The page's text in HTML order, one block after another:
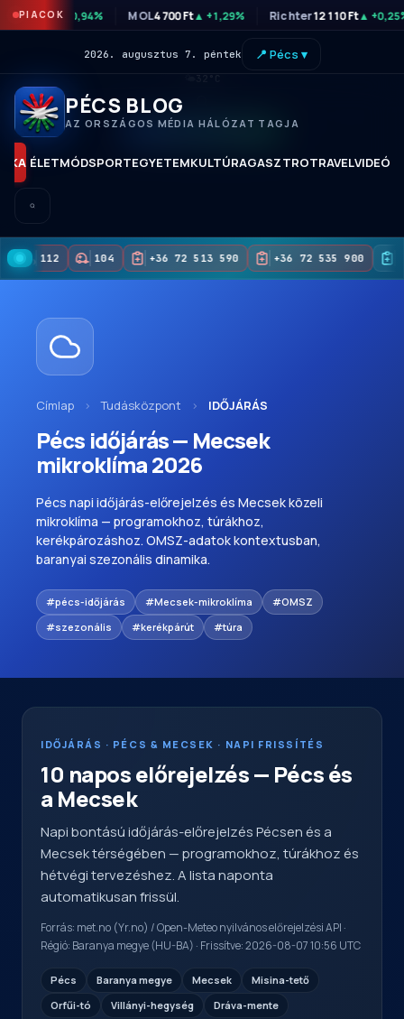
PIACOK
46 330 Ft▲ +0,94% MOL4 700 Ft▲ +1,29% Richter12 110 Ft▲
2026. augusztus 7. péntek 📍 Pécs ▾
KORAI HOZZÁFÉRÉS
PÉCS BLOG
AZ ORSZÁGOS MÉDIA HÁLÓZAT TAGJA
ÉLETMÓDSPORTEGYETEMKULTÚRAGASZTROTRAVELVIDEÓK
112 104 +36 72 513 590 +36 72 535 900
Címlap › Tudásközpont › IDŐJÁRÁS
Pécs időjárás — Mecsek
mikroklíma 2026
Pécs napi időjárás-előrejelzés és Mecsek közeli
mikroklíma — programokhoz, túrákhoz,
kerékpározáshoz. OMSZ-adatok kontextusban,
baranyai szezonális dinamika.
#pécs-időjárás #Mecsek-mikroklíma
#OMSZ
#szezonális
#kerékpárút #túra
IDŐJÁRÁS · PÉCS & MECSEK · NAPI FRISSÍTÉS
10 napos előrejelzés — Pécs és
a Mecsek
Napi bontású időjárás-előrejelzés Pécsen és a
Mecsek térségében — programokhoz, túrákhoz és
hétvégi tervezéshez. A lista naponta
automatikusan frissül.
Forrás: met.no (Yr.no) / Open-Meteo nyilvános előrejelzési API ·
Régió: Baranya megye (HU-BA) · Frissítve: 2026-08-07 10:56 UTC
Pécs Baranya megye Mecsek
Misina-tető
Orfűi-tó
Villányi-hegység Dráva-mente